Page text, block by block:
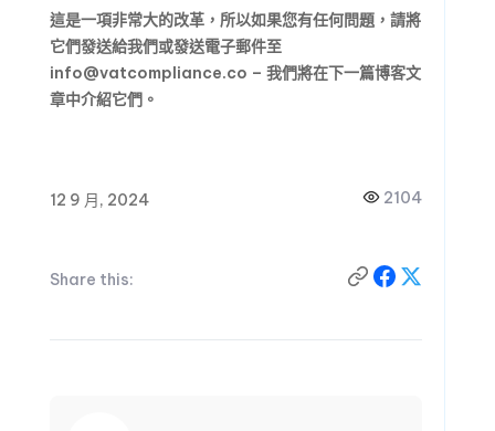
這是一項非常大的改革，所以如果您有任何問題，請將
它們發送給我們或發送電子郵件至
info@vatcompliance.co – 我們將在下一篇博客文
章中介紹它們。
12 9 月, 2024 2104
Share this: